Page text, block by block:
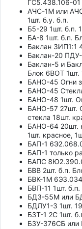
ГС5.438.106-01
АЧС-1М или
1шт. б.у. б.п.
Б5-29 1шт. б.п.
БА-8 1шт. б.п.
Баклан ЗИП1:1
Баклан-20 ПДУ-
Баклан-5 и
Блок 6ВОТ 1шт.
БАНО-45 Огни
БАНО-45
БАНО-48 1шт.
БАНО-57 27шт.
стекла 18шт.
БАНО-64 20шт.
1шт. красное,
БАП-1
БАП-1 только
БАПС
БВВ 2шт. б.п.
БВК-1М
БВП-11 1шт. б.п.
БДЗ-55М или
БДЛУ1-3 1шт.
БЗТ-1 2С 1шт.
БЗУ-376СБ или